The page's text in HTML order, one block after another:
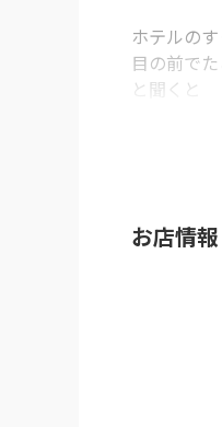
ホテルの
目の前で
と聞くと
なにこの
とホテルの
お店情報